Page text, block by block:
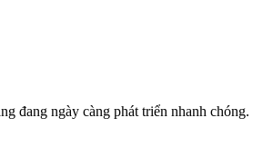
đang ngày càng phát triển nhanh chóng.